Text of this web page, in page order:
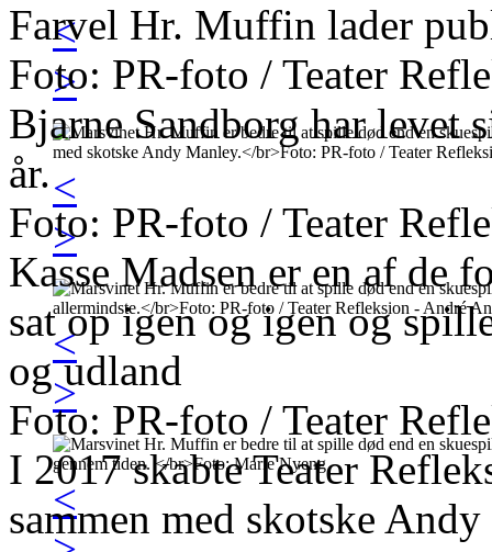
<
>
<
>
<
>
<
Farvel Hr. Muffin lader
Foto: PR-foto / Teater
Bjarne Sandborg har levet
år.
Foto: PR-foto / Teater
Kasse Madsen er en af de
sat op igen og igen og
og udland
Foto: PR-foto / Teater
I 2017 skabte Teater
sammen med skotske